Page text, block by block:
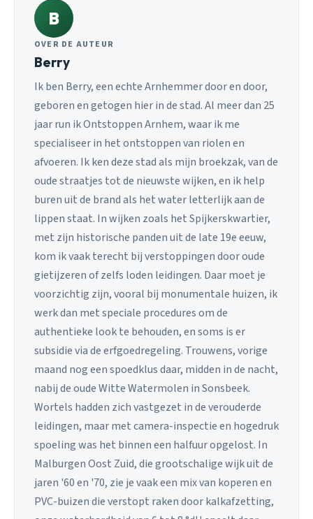
B
OVER DE AUTEUR
Berry
Ik ben Berry, een echte Arnhemmer door en door,
geboren en getogen hier in de stad. Al meer dan 25
jaar run ik Ontstoppen Arnhem, waar ik me
specialiseer in het ontstoppen van riolen en
afvoeren. Ik ken deze stad als mijn broekzak, van de
oude straatjes tot de nieuwste wijken, en ik help
buren uit de brand als het water letterlijk aan de
lippen staat. In wijken zoals het Spijkerskwartier,
met zijn historische panden uit de late 19e eeuw,
kom ik vaak terecht bij verstoppingen door oude
gietijzeren of zelfs loden leidingen. Daar moet je
voorzichtig zijn, vooral bij monumentale huizen, ik
werk dan met speciale procedures om de
authentieke look te behouden, en soms is er
subsidie via de erfgoedregeling. Trouwens, vorige
maand nog een spoedklus daar, midden in de nacht,
nabij de oude Witte Watermolen in Sonsbeek.
Wortels hadden zich vastgezet in de verouderde
leidingen, maar met camera-inspectie en hogedruk
spoeling was het binnen een halfuur opgelost. In
Malburgen Oost Zuid, die grootschalige wijk uit de
jaren '60 en '70, zie je vaak een mix van koperen en
PVC-buizen die verstopt raken door kalkafzetting,